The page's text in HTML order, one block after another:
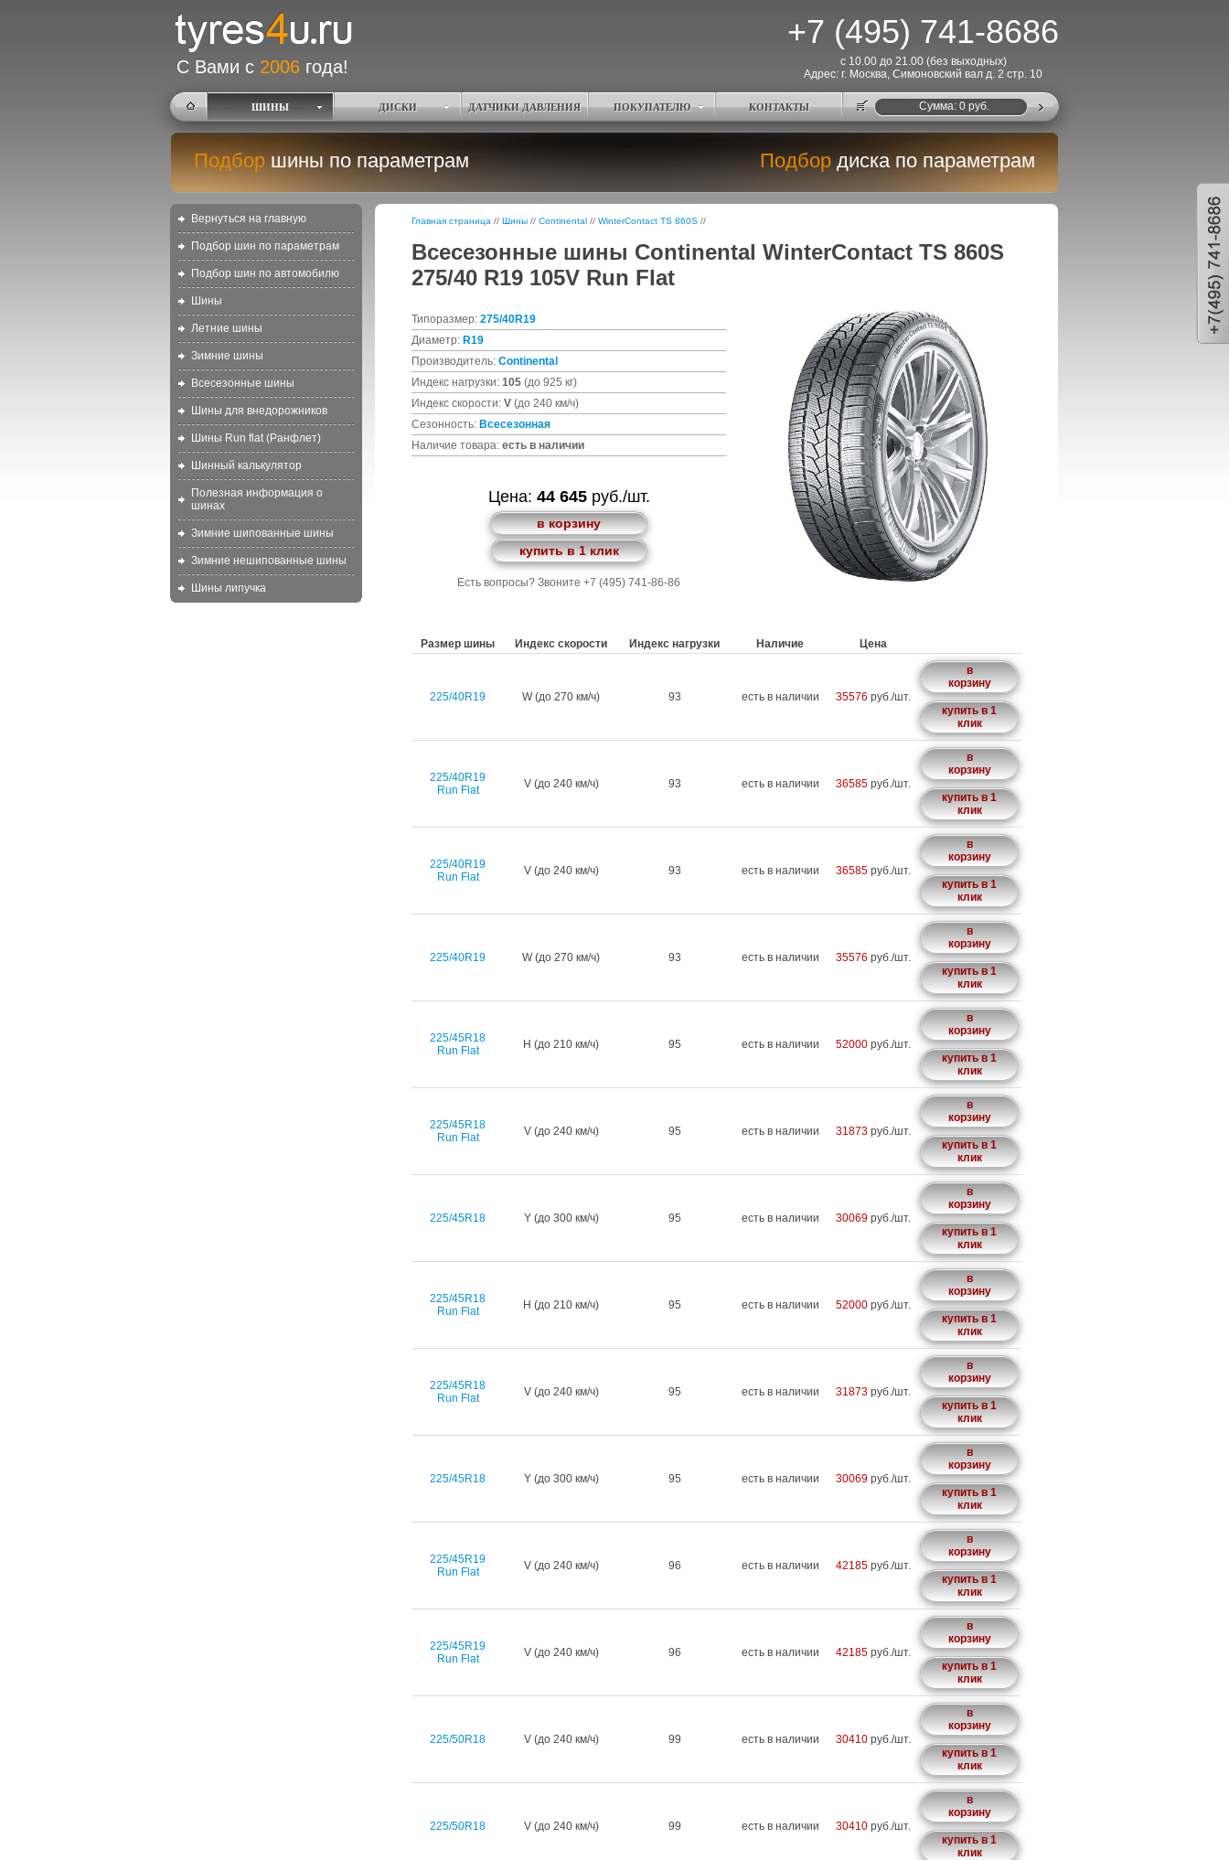
+7 (495) 741-8686
С Вами с 2006 года!
с 10.00 до 21.00 (без выходных)
Адрес: г. Москва, Симоновский вал д. 2 стр. 10
ШИНЫ ДИСКИ ДАТЧИКИ ДАВЛЕНИЯ ПОКУПАТЕЛЮ КОНТАКТЫ Cумма: 0руб.
Подбор шины по параметрам Подбор диска по параметрам
Вернуться на главную
Подбор шин по параметрам
Подбор шин по автомобилю
Шины
Летние шины
Зимние шины
Всесезонные шины
Шины для внедорожников
Шины Run flat (Ранфлет)
Шинный калькулятор
Полезная информация о
шинах
Зимние шипованные шины
Зимние нешипованные шины
Шины липучка
Главная страница // Шины // Continental // WinterContact TS 860S //
Всесезонные шины Continental WinterContact TS 860S
275/40 R19 105V Run Flat
Типоразмер: 275/40R19
Диаметр: R19
Производитель: Continental
Индекс нагрузки: 105 (до 925 кг)
Индекс скорости: V (до 240 км/ч)
Сезонность: Всесезонная
Наличие товара: есть в наличии
Цена: 44 645руб./шт.
в корзину
купить в 1 клик
Есть вопросы? Звоните +7 (495) 741-86-86
Размер шины Индекс скорости Индекс нагрузки Наличие Цена
225/40R19 W (до 270 км/ч) 93 есть в наличии 35576 руб./шт.
в
корзину
купить в 1
клик
225/40R19
Run Flat
V (до 240 км/ч) 93 есть в наличии 36585 руб./шт.
в
корзину
купить в 1
клик
225/40R19
Run Flat
V (до 240 км/ч) 93 есть в наличии 36585 руб./шт.
в
корзину
купить в 1
клик
225/40R19 W (до 270 км/ч) 93 есть в наличии 35576 руб./шт.
в
корзину
купить в 1
клик
225/45R18
Run Flat
H (до 210 км/ч) 95 есть в наличии 52000 руб./шт.
в
корзину
купить в 1
клик
225/45R18
Run Flat
V (до 240 км/ч) 95 есть в наличии 31873 руб./шт.
в
корзину
купить в 1
клик
225/45R18 Y (до 300 км/ч) 95 есть в наличии 30069 руб./шт.
в
корзину
купить в 1
клик
225/45R18
Run Flat
H (до 210 км/ч) 95 есть в наличии 52000 руб./шт.
в
корзину
купить в 1
клик
225/45R18
Run Flat
V (до 240 км/ч) 95 есть в наличии 31873 руб./шт.
в
корзину
купить в 1
клик
225/45R18 Y (до 300 км/ч) 95 есть в наличии 30069 руб./шт.
в
корзину
купить в 1
клик
225/45R19
Run Flat
V (до 240 км/ч) 96 есть в наличии 42185 руб./шт.
в
корзину
купить в 1
клик
225/45R19
Run Flat
V (до 240 км/ч) 96 есть в наличии 42185 руб./шт.
в
корзину
купить в 1
клик
225/50R18 V (до 240 км/ч) 99 есть в наличии 30410 руб./шт.
в
корзину
купить в 1
клик
225/50R18 V (до 240 км/ч) 99 есть в наличии 30410 руб./шт.
в
корзину
купить в 1
клик